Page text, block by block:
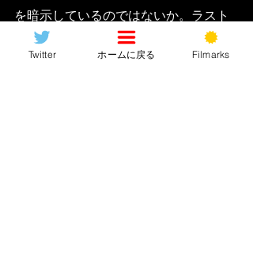
を暗示しているのではないか。ラスト
でルピタ・ニョンゴ演じる母親は幼少
期に実はクローンと“入れ替わってい
Twitter ホームに戻る Filmarks